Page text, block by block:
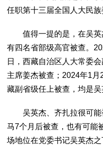
任职第十三届全国人大民
值得一提的是，在吴英
有四名省部级高官被查。
日，西藏自治区人大常委
主席姜杰被查；2024年1
藏副省级任上被查，均是吴
吴英杰、齐扎拉很可能
马7个月后被查，也有可能
场地位在党委书记吴英杰之